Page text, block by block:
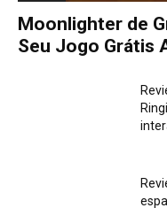
Moonlighter de
Seu Jogo Grátis